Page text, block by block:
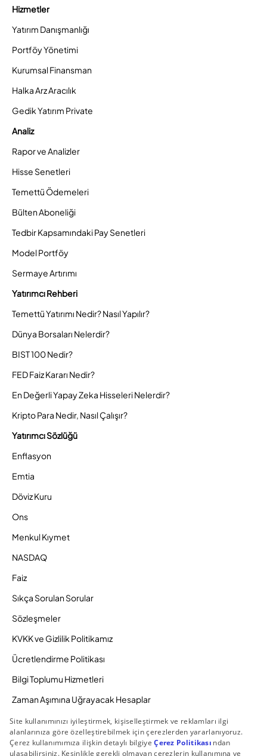
Hizmetler
Yatırım Danışmanlığı
Portföy Yönetimi
Kurumsal Finansman
Halka Arz Aracılık
Gedik Yatırım Private
Analiz
Rapor ve Analizler
Hisse Senetleri
Temettü Ödemeleri
Bülten Aboneliği
Tedbir Kapsamındaki Pay Senetleri
Model Portföy
Sermaye Artırımı
Yatırımcı Rehberi
Temettü Yatırımı Nedir? Nasıl Yapılır?
Dünya Borsaları Nelerdir?
BIST 100 Nedir?
FED Faiz Kararı Nedir?
En Değerli Yapay Zeka Hisseleri Nelerdir?
Kripto Para Nedir, Nasıl Çalışır?
Yatırımcı Sözlüğü
Enflasyon
Emtia
Döviz Kuru
Ons
Menkul Kıymet
NASDAQ
Faiz
Sıkça Sorulan Sorular
Sözleşmeler
KVKK ve Gizlilik Politikamız
Ücretlendirme Politikası
Bilgi Toplumu Hizmetleri
Zaman Aşımına Uğrayacak Hesaplar
Duyurular ve Kampanyalar